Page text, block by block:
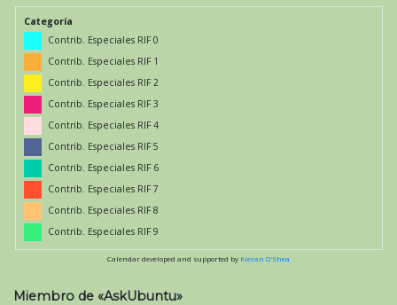
Categoría
Contrib. Especiales RIF 0
Contrib. Especiales RIF 1
Contrib. Especiales RIF 2
Contrib. Especiales RIF 3
Contrib. Especiales RIF 4
Contrib. Especiales RIF 5
Contrib. Especiales RIF 6
Contrib. Especiales RIF 7
Contrib. Especiales RIF 8
Contrib. Especiales RIF 9
Calendar developed and supported by Kieran O'Shea
Miembro de «AskUbuntu»